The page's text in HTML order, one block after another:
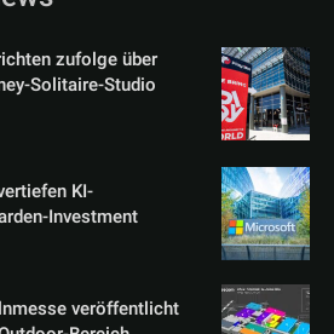
zufolge über
Solitaire-Studio
KI-
Investment
veröffentlicht